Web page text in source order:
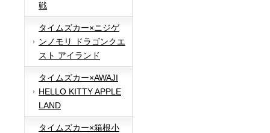
戦
タイムズカー×ニジゲ
ンノモリ ドラゴンクエ
スト アイランド
タイムズカー×AWAJI
HELLO KITTY APPLE
LAND
タイムズカー×箱根小